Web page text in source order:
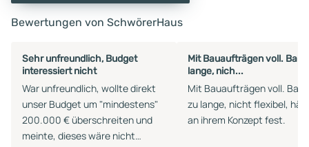
Bewertungen von SchwörerHaus
Sehr unfreundlich, Budget
interessiert nicht
War unfreundlich, wollte direkt
unser Budget um "mindestens"
200.000 € überschreiten und
meinte, dieses wäre nicht
Mit Bauaufträgen voll.
lange, nich...
Mit Bauaufträgen voll.
zu lange, nicht flexibel,
an ihrem Konzept fest.